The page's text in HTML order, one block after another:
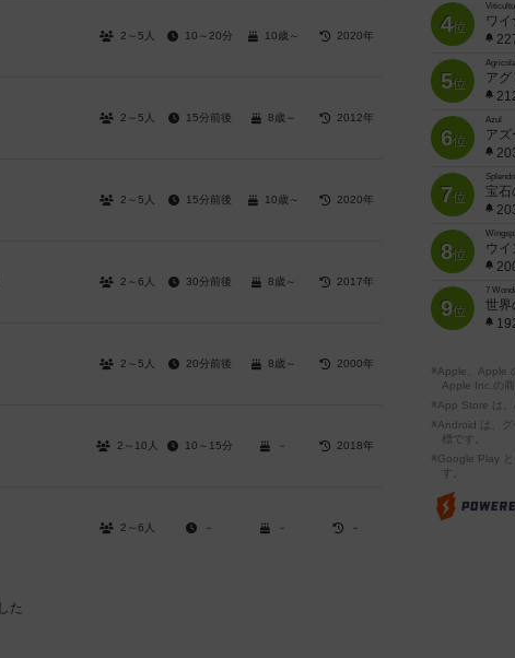
2～5人 10～20分 10歳～ 2020年
2～5人 15分前後 8歳～ 2012年
2～5人 15分前後 10歳～ 2020年
2～6人 30分前後 8歳～ 2017年
2～5人 20分前後 8歳～ 2000年
2～10人 10～15分 － 2018年
2～6人 － － －
4位
ワ
5位
Agricola
アグ
6位
Azul
アズ
7位
宝石
8位
ウイ
9位
7
世界
※Apple、Apple
Apple Inc.の商
※App Store は、
※Android は、グ
標です。
※Google Play
す。